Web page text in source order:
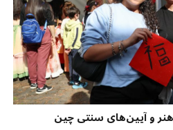
هنر و آیین‌های سنتی چین